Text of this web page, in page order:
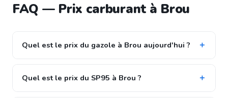
FAQ — Prix carburant à Brou
Quel est le prix du gazole à Brou aujourd'hui ?
Quel est le prix du SP95 à Brou ?